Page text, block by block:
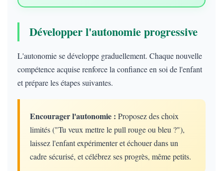
Développer l'autonomie progressive
L'autonomie se développe graduellement. Chaque nouvelle
compétence acquise renforce la confiance en soi de l'enfant
et prépare les étapes suivantes.
Encourager l'autonomie : Proposez des choix
limités ("Tu veux mettre le pull rouge ou bleu ?"),
laissez l'enfant expérimenter et échouer dans un
cadre sécurisé, et célébrez ses progrès, même petits.